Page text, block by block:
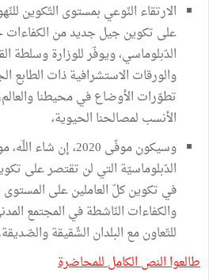
الارتقاء النّوعي بمستوى التّكوين
على تكوين جيل جديد من الكفاءات
الدّبلوماسي، ويوفّر للوزارة وسلطة
والورقات الاستشرافية ذات الطابع
تطوّرات الأوضاع في محيطنا
الأنسب لمصالحنا الحيوية،
وسيكون موفّى 2020، إن
الدّبلوماسيّة التي لن تقتصر على
في تكوين كلّ العاملين على
والكفاءات النّاشطة في المجتمع
للتّعاون مع البلدان الشّقيقة والصّديقة.
طالعوا النص الكامل للمحاضرة